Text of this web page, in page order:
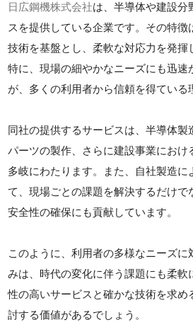
日広鋼機株式会社は、半導体や建設分
スを提供している企業です。その特徴
技術を基盤とし、柔軟な対応力を発揮
特に、現場の細やかなニーズにも迅速
が、多くの利用者から信頼を得ている
同社の提供するサービスは、半導体製
パーツの製作、さらに建設事業におけ
多岐にわたります。また、自社製造に
て、現場ごとの課題を解決するだけで
安全性の確保にも貢献しています。
このように、利用者の多様なニーズに
みは、時代の変化に伴う課題にも柔軟
性の高いサービスと確かな技術を求め
討する価値があるでしょう。